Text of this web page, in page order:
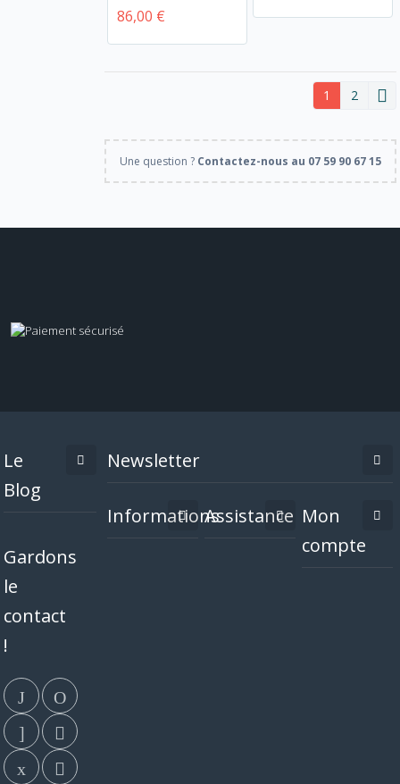
86,00 €
1 2
Une question ? Contactez-nous au 07 59 90 67 15
Le
Blog
Gardons
le
contact
!
Newsletter
InformationsAssistance Mon
compte